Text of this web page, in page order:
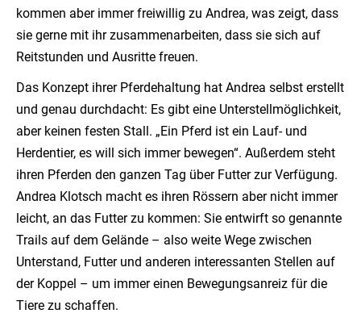
kommen aber immer freiwillig zu Andrea, was zeigt, dass
sie gerne mit ihr zusammenarbeiten, dass sie sich auf
Reitstunden und Ausritte freuen.
Das Konzept ihrer Pferdehaltung hat Andrea selbst erstellt
und genau durchdacht: Es gibt eine Unterstellmöglichkeit,
aber keinen festen Stall. „Ein Pferd ist ein Lauf- und
Herdentier, es will sich immer bewegen“. Außerdem steht
ihren Pferden den ganzen Tag über Futter zur Verfügung.
Andrea Klotsch macht es ihren Rössern aber nicht immer
leicht, an das Futter zu kommen: Sie entwirft so genannte
Trails auf dem Gelände – also weite Wege zwischen
Unterstand, Futter und anderen interessanten Stellen auf
der Koppel – um immer einen Bewegungsanreiz für die
Tiere zu schaffen.